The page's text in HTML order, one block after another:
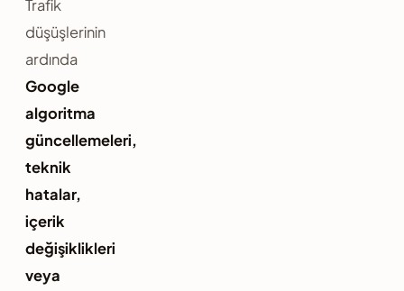
Trafik
düşüşlerinin
ardında
Google
algoritma
güncellemeleri,
teknik
hatalar,
içerik
değişiklikleri
veya